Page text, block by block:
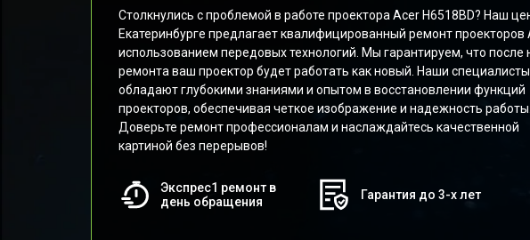
Столкнулись с проблемой в работе проектора Acer H6518BD? Наш
Екатеринбурге предлагает квалифицированный ремонт проекторов
использованием передовых технологий. Мы гарантируем, что после
ремонта ваш проектор будет работать как новый. Наши специалисты
обладают глубокими знаниями и опытом в восстановлении функций
проекторов, обеспечивая четкое изображение и надежность работы.
Доверьте ремонт профессионалам и наслаждайтесь качественной
картиной без перерывов!
Экспрес1 ремонт в
день обращения
Гарантия до 3-х лет